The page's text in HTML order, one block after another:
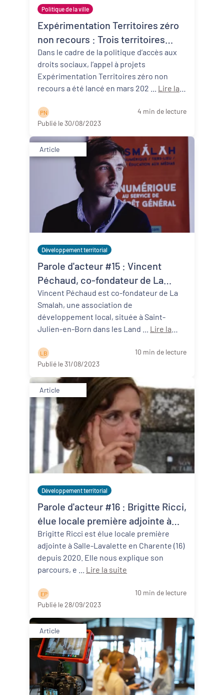
Politique de la ville
Expérimentation Territoires zéro
non recours : Trois territoires
néo-aquitains participants !
Dans le cadre de la politique d’accès aux
droits sociaux, l’appel à projets
Expérimentation Territoires zéro non
Lire la
P N
4 min de lecture
Publié le 30/08/2023
Article
Développement territorial
Parole d'acteur #15 : Vincent
Péchaud, co-fondateur de La
Smalah (40)
Vincent Péchaud est co-fondateur de La
Smalah, une association de
développement local, située à Saint-
Lire la
L B
10 min de lecture
Publié le 31/08/2023
Article
Développement territorial
Parole d'acteur #16 : Brigitte Ricci,
élue locale première adjointe à
Salles-Lavalette (16)
Brigitte Ricci est élue locale première
adjointe à Salle-Lavalette en Charente (16)
depuis 2020. Elle nous explique son
Lire la suite
E P
10 min de lecture
Publié le 28/09/2023
Article